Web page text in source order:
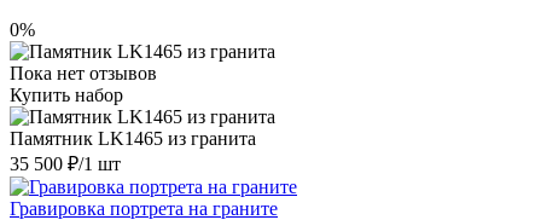
0%
Пока нет отзывов
Купить набор
Памятник LK1465 из гранита
35 500 ₽/1 шт
Гравировка портрета на граните